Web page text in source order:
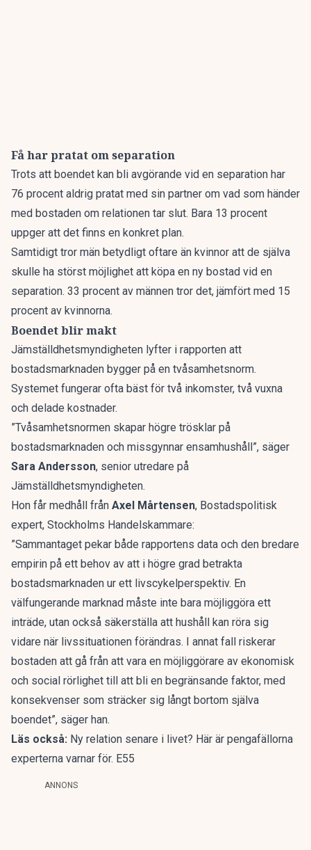
Få har pratat om separation
Trots att boendet kan bli avgörande vid en separation har
76 procent aldrig pratat med sin partner om vad som händer
med bostaden om relationen tar slut. Bara 13 procent
uppger att det finns en konkret plan.
Samtidigt tror män betydligt oftare än kvinnor att de själva
skulle ha störst möjlighet att köpa en ny bostad vid en
separation. 33 procent av männen tror det, jämfört med 15
procent av kvinnorna.
Boendet blir makt
Jämställdhetsmyndigheten lyfter i rapporten att
bostadsmarknaden bygger på en tvåsamhetsnorm.
Systemet fungerar ofta bäst för två inkomster, två vuxna
och delade kostnader.
”Tvåsamhetsnormen skapar högre trösklar på
bostadsmarknaden och missgynnar ensamhushåll”, säger
Sara Andersson, senior utredare på
Jämställdhetsmyndigheten.
Hon får medhåll från Axel Mårtensen, Bostadspolitisk
expert, Stockholms Handelskammare:
”Sammantaget pekar både rapportens data och den bredare
empirin på ett behov av att i högre grad betrakta
bostadsmarknaden ur ett livscykelperspektiv. En
välfungerande marknad måste inte bara möjliggöra ett
inträde, utan också säkerställa att hushåll kan röra sig
vidare när livssituationen förändras. I annat fall riskerar
bostaden att gå från att vara en möjliggörare av ekonomisk
och social rörlighet till att bli en begränsande faktor, med
konsekvenser som sträcker sig långt bortom själva
boendet”, säger han.
Läs också: Ny relation senare i livet? Här är pengafällorna
experterna varnar för. E55
ANNONS